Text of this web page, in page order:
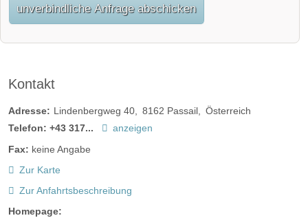
unverbindliche Anfrage abschicken
Kontakt
Adresse: Lindenbergweg 40 8162 Passail
Österreich
Telefon: +43 317...
anzeigen
Fax: keine Angabe
Zur Karte
Zur Anfahrtsbeschreibung
Homepage: